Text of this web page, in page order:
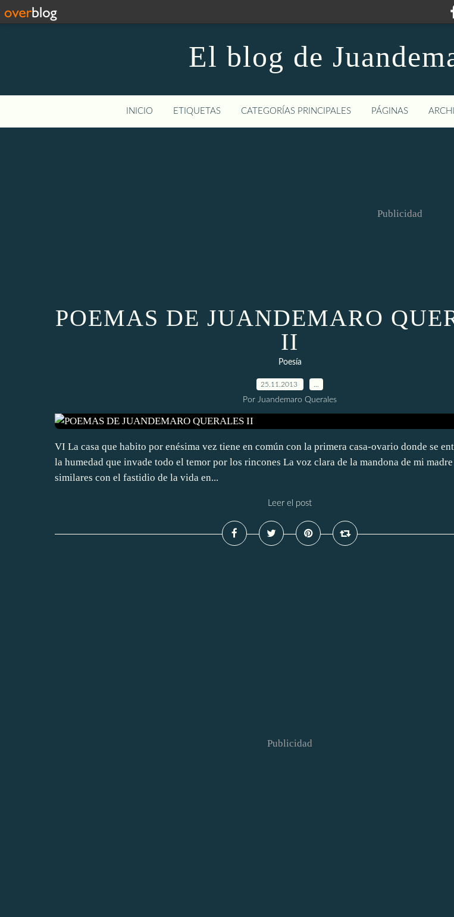
El blog de
INICIO ETIQUETAS CATEGORÍAS PRINCIPALES PÁGINAS
Publicidad
POEMAS DE JUANDEMARO
II
Poesía
25.11.2013
Por Juandemaro Querales
VI La casa que habito por enésima vez tiene en común con la primera casa-ovario donde se
la humedad que invade todo el temor por los rincones La voz clara de la mandona de mi madre
similares con el fastidio de la vida en...
Leer el post
Publicidad